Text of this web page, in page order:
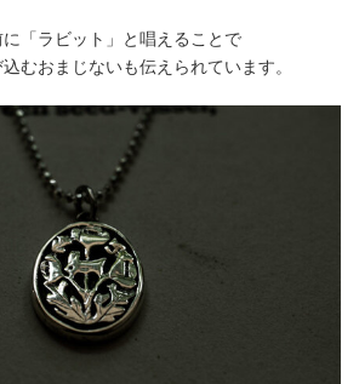
「ラビット」と唱えることで
むおまじないも伝えられています。